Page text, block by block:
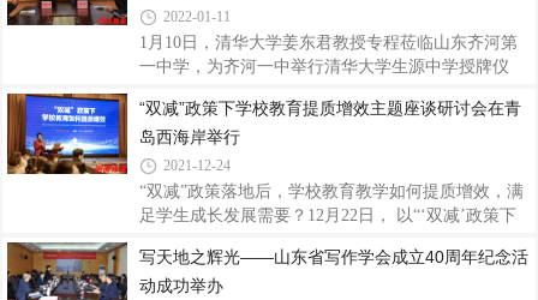
色资源，着力打造“忠诚卫士”红色文化品牌，引导官
兵在回溯光荣历史、聆听先辈事迹中补足精神
之“钙”，强化维护核心、听从指挥的忠诚品格
2022-01-11
1月10日，清华大学姜东君教授专程莅临山东齐河第
一中学，为齐河一中举行清华大学生源中学授牌仪
正式列入生源中学序列。授牌仪式结束后，姜东君教
授与齐河一中学子进行座谈，就学生们最关心的报考
清华的专业方向以及学习与就业规划、学习的方法、
思想上的困惑等问题，进行了亲切的交流和互动。姜
东君教授详细介绍了清华大学的培养目标、专业设
让在场的师生深深感受到了清华大学作为国内外知名
顶尖大学的综合实力。近年来，在县委、县政府的坚
“双减”政策下学校教育提质增效主题座谈研讨会在青
岛西海岸举行
2021-12-24
“双减”政策落地后，学校教育教学如何提质增效，满
足学生成长发展需要？12月22日， 以“‘双减’政策下
西海岸举行，京青两地教育专家、知名学校校长共聚
一堂，共同探讨“双减”政策下学校教育提质增效。本
写天地之辉光——山东省写作学会成立40周年纪念活
动成功举办